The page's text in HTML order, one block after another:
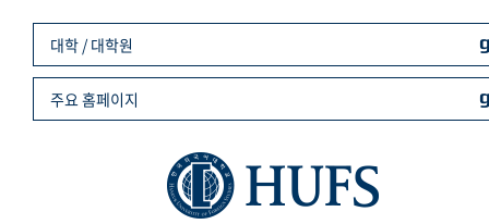
대학 / 대학원
주요 홈페이지